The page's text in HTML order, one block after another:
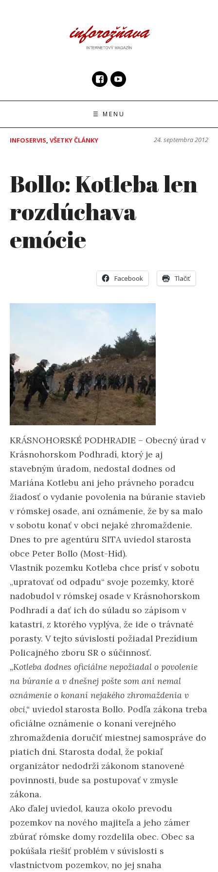
☰ MENU
INFOSERVIS, VŠETKY ČLÁNKY 24. septembra 2012
Bollo: Kotleba len
rozdúchava
emócie
Facebook Tlačiť
KRÁSNOHORSKÉ PODHRADIE – Obecný úrad v
Krásnohorskom Podhradí, ktorý je aj
stavebným úradom, nedostal dodnes od
Mariána Kotlebu ani jeho právneho poradcu
žiadosť o vydanie povolenia na búranie stavieb
v rómskej osade, ani oznámenie, že by sa malo
v sobotu konať v obci nejaké zhromaždenie.
Dnes to pre agentúru SITA uviedol starosta
obce Peter Bollo (Most-Híd).
Vlastník pozemku Kotleba chce prísť v sobotu
„upratovať od odpadu“ svoje pozemky, ktoré
nadobudol v rómskej osade v Krásnohorskom
Podhradí a dať ich do súladu so zápisom v
katastri, z ktorého vyplýva, že ide o trávnaté
porasty. V tejto súvislosti požiadal Prezídium
Policajného zboru SR o súčinnosť.
„Kotleba dodnes oficiálne nepožiadal o povolenie
na búranie a v dnešnej pošte som ani nemal
oznámenie o konaní nejakého zhromaždenia v
obci,“ uviedol starosta Bollo. Podľa zákona treba
oficiálne oznámenie o konaní verejného
zhromaždenia doručiť miestnej samospráve do
piatich dní. Starosta dodal, že pokiaľ
organizátor nedodrží zákonom stanovené
povinnosti, bude sa postupovať v zmysle
zákona.
Ako ďalej uviedol, kauza okolo prevodu
pozemkov na nového majiteľa a jeho zámer
zbúrať rómske domy rozdelila obec. Obec sa
pokúšala riešiť problém v súvislosti s
vlastníctvom pozemkov, no jej snaha